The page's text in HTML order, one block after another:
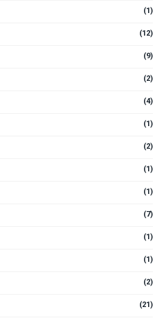
(1)
(12)
(9)
(2)
(4)
(1)
(2)
(1)
(1)
(7)
(1)
(1)
(2)
(21)